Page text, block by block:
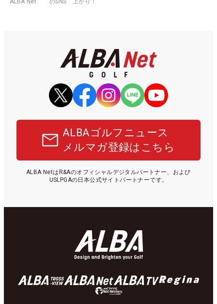
ALBAゴルフニュース
メルマガ登録はこちら
ALBA NetはR&Aのオフィシャルデジタルパートナー、および
USLPGAの日本公式サイトパートナーです。